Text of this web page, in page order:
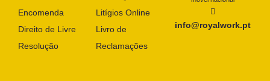
Encomenda
Direito de Livre
Resolução
Litígios Online
Livro de
Reclamações
info@royalwork.pt